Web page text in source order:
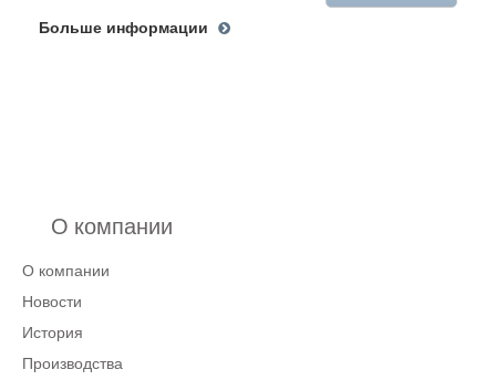
Больше информации
О компании
О компании
Новости
История
Производства